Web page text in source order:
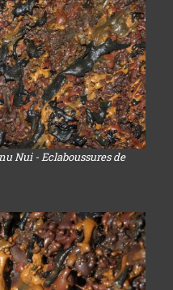
Nui - Eclaboussures de